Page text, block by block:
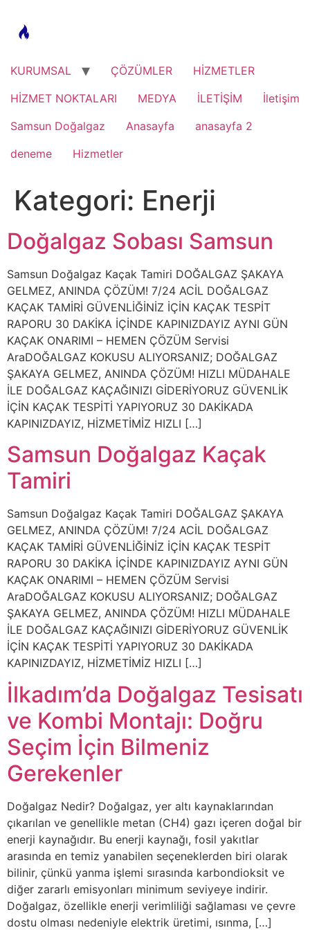
content
KURUMSAL ÇÖZÜMLER
HİZMETLER
HİZMET NOKTALARI
MEDYA İLETİŞİM
İletişim
Samsun Doğalgaz
Anasayfa
anasayfa 2
deneme
Hizmetler
Kategori: Enerji
Doğalgaz Sobası Samsun
Samsun Doğalgaz Kaçak Tamiri DOĞALGAZ ŞAKAYA
GELMEZ, ANINDA ÇÖZÜM! 7/24 ACİL DOĞALGAZ
KAÇAK TAMİRİ GÜVENLİĞİNİZ İÇİN KAÇAK TESPİT
RAPORU 30 DAKİKA İÇİNDE KAPINIZDAYIZ AYNI GÜN
KAÇAK ONARIMI – HEMEN ÇÖZÜM Servisi
AraDOĞALGAZ KOKUSU ALIYORSANIZ; DOĞALGAZ
ŞAKAYA GELMEZ, ANINDA ÇÖZÜM! HIZLI MÜDAHALE
İLE DOĞALGAZ KAÇAĞINIZI GİDERİYORUZ GÜVENLİK
İÇİN KAÇAK TESPİTİ YAPIYORUZ 30 DAKİKADA
KAPINIZDAYIZ, HİZMETİMİZ HIZLI […]
Samsun Doğalgaz Kaçak
Tamiri
Samsun Doğalgaz Kaçak Tamiri DOĞALGAZ ŞAKAYA
GELMEZ, ANINDA ÇÖZÜM! 7/24 ACİL DOĞALGAZ
KAÇAK TAMİRİ GÜVENLİĞİNİZ İÇİN KAÇAK TESPİT
RAPORU 30 DAKİKA İÇİNDE KAPINIZDAYIZ AYNI GÜN
KAÇAK ONARIMI – HEMEN ÇÖZÜM Servisi
AraDOĞALGAZ KOKUSU ALIYORSANIZ; DOĞALGAZ
ŞAKAYA GELMEZ, ANINDA ÇÖZÜM! HIZLI MÜDAHALE
İLE DOĞALGAZ KAÇAĞINIZI GİDERİYORUZ GÜVENLİK
İÇİN KAÇAK TESPİTİ YAPIYORUZ 30 DAKİKADA
KAPINIZDAYIZ, HİZMETİMİZ HIZLI […]
İlkadım’da Doğalgaz Tesisatı
ve Kombi Montajı: Doğru
Seçim İçin Bilmeniz
Gerekenler
Doğalgaz Nedir? Doğalgaz, yer altı kaynaklarından
çıkarılan ve genellikle metan (CH4) gazı içeren doğal bir
enerji kaynağıdır. Bu enerji kaynağı, fosil yakıtlar
arasında en temiz yanabilen seçeneklerden biri olarak
bilinir, çünkü yanma işlemi sırasında karbondioksit ve
diğer zararlı emisyonları minimum seviyeye indirir.
Doğalgaz, özellikle enerji verimliliği sağlaması ve çevre
dostu olması nedeniyle elektrik üretimi, ısınma, […]